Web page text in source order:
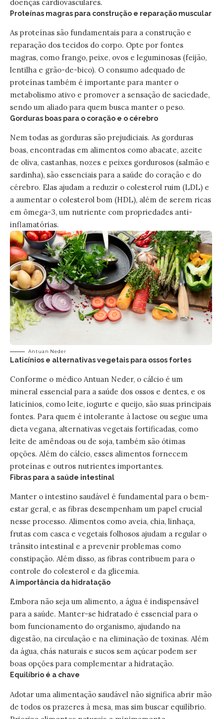
doenças cardiovasculares.
Proteínas magras para construção e reparação muscular
As proteínas são fundamentais para a construção e
reparação dos tecidos do corpo. Opte por fontes
magras, como frango, peixe, ovos e leguminosas (feijão,
lentilha e grão-de-bico). O consumo adequado de
proteínas também é importante para manter o
metabolismo ativo e promover a sensação de saciedade,
sendo um aliado para quem busca manter o peso.
Gorduras boas para o coração e o cérebro
Nem todas as gorduras são prejudiciais. As gorduras
boas, encontradas em alimentos como abacate, azeite
de oliva, castanhas, nozes e peixes gordurosos (salmão e
sardinha), são essenciais para a saúde do coração e do
cérebro. Elas ajudam a reduzir o colesterol ruim (LDL) e
a aumentar o colesterol bom (HDL), além de serem ricas
em ômega-3, um nutriente com propriedades anti-
inflamatórias.
Antuan Neder
Laticínios e alternativas vegetais para ossos fortes
Conforme o médico Antuan Neder, o cálcio é um
mineral essencial para a saúde dos ossos e dentes, e os
laticínios, como leite, iogurte e queijo, são suas principais
fontes. Para quem é intolerante à lactose ou segue uma
dieta vegana, alternativas vegetais fortificadas, como
leite de amêndoas ou de soja, também são ótimas
opções. Além do cálcio, esses alimentos fornecem
proteínas e outros nutrientes importantes.
Fibras para a saúde intestinal
Manter o intestino saudável é fundamental para o bem-
estar geral, e as fibras desempenham um papel crucial
nesse processo. Alimentos como aveia, chia, linhaça,
frutas com casca e vegetais folhosos ajudam a regular o
trânsito intestinal e a prevenir problemas como
constipação. Além disso, as fibras contribuem para o
controle do colesterol e da glicemia.
A importância da hidratação
Embora não seja um alimento, a água é indispensável
para a saúde. Manter-se hidratado é essencial para o
bom funcionamento do organismo, ajudando na
digestão, na circulação e na eliminação de toxinas. Além
da água, chás naturais e sucos sem açúcar podem ser
boas opções para complementar a hidratação.
Equilíbrio é a chave
Adotar uma alimentação saudável não significa abrir mão
de todos os prazeres à mesa, mas sim buscar equilíbrio.